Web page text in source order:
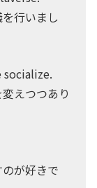
行いまし
socialize.
えつつあり
のが好きで